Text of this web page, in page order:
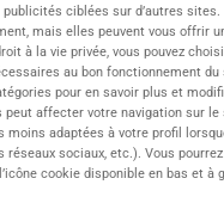
la
ciblées sur d’autres sites.
mais elles peuvent vous offrir
à la vie privée, vous pouvez
au bon fonctionnement du
pour en savoir plus et
affecter votre navigation sur le
adaptées à votre profil
réseaux sociaux, etc.). Vous
cookie disponible en bas et à